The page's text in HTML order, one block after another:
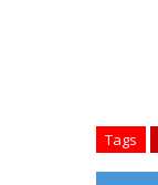
Tags